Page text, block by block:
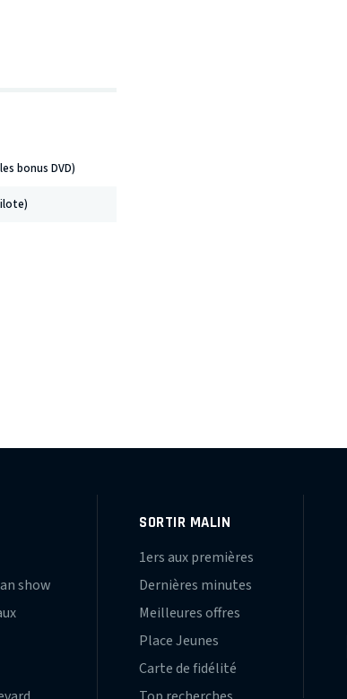
bonus DVD)
show
SORTIR MALIN
1ers aux premières
Dernières minutes
Meilleures offres
Place Jeunes
Carte de fidélité